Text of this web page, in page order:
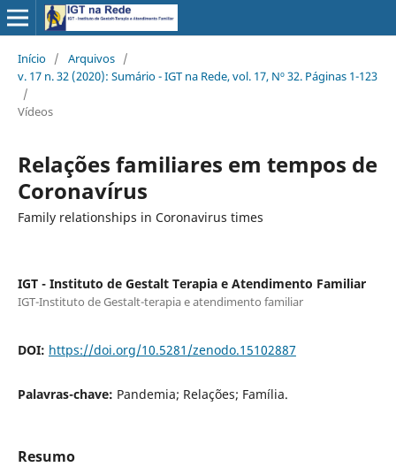
Início / Arquivos /
v. 17 n. 32 (2020): Sumário - IGT na Rede, vol. 17, Nº 32. Páginas 1-123
/
Vídeos
Relações familiares em tempos de
Coronavírus
Family relationships in Coronavirus times
IGT - Instituto de Gestalt Terapia e Atendimento Familiar
IGT-Instituto de Gestalt-terapia e atendimento familiar
DOI: https://doi.org/10.5281/zenodo.15102887
Palavras-chave: Pandemia; Relações; Família.
Resumo